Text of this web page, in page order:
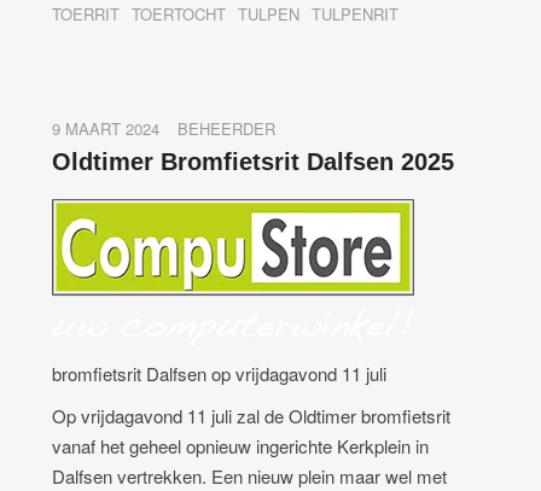
TOERRIT TOERTOCHT TULPEN TULPENRIT
9 MAART 2024 BEHEERDER
Oldtimer Bromfietsrit Dalfsen 2025
bromfietsrit Dalfsen op vrijdagavond 11 juli
Op vrijdagavond 11 juli zal de Oldtimer bromfietsrit
vanaf het geheel opnieuw ingerichte Kerkplein in
Dalfsen vertrekken. Een nieuw plein maar wel met